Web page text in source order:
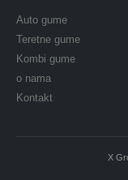
Auto gume
Teretne gume
Kombi gume
o nama
Kontakt
X